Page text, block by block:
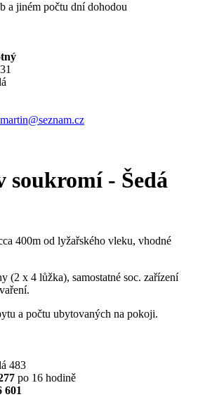
a jiném počtu dní dohodou
soukromí - Šedá
400m od lyžařského vleku, vhodné
(2 x 4 lůžka), samostatné soc. zařízení
a počtu ubytovaných na pokoji.
483
po 16 hodině
601